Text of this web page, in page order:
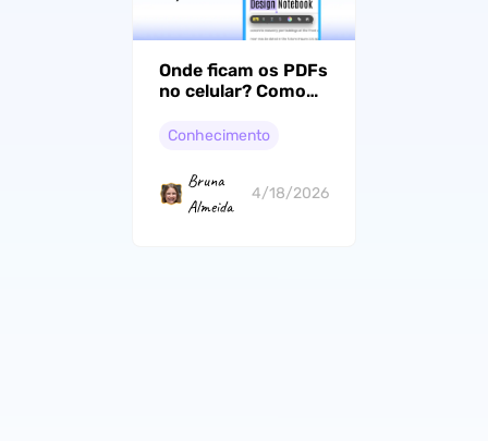
Onde ficam os PDFs
no celular? Como
editar facilmente
Conhecimento
Bruna
Almeida
4/18/2026